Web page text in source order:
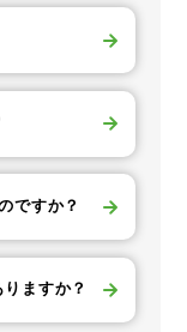
ですか？
ますか？